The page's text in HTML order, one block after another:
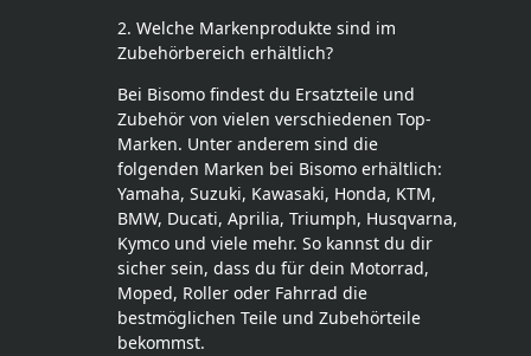
2. Welche Markenprodukte sind im
Zubehörbereich erhältlich?
Bei Bisomo findest du Ersatzteile und
Zubehör von vielen verschiedenen Top-
Marken. Unter anderem sind die
folgenden Marken bei Bisomo erhältlich:
Yamaha, Suzuki, Kawasaki, Honda, KTM,
BMW, Ducati, Aprilia, Triumph, Husqvarna,
Kymco und viele mehr. So kannst du dir
sicher sein, dass du für dein Motorrad,
Moped, Roller oder Fahrrad die
bestmöglichen Teile und Zubehörteile
bekommst.